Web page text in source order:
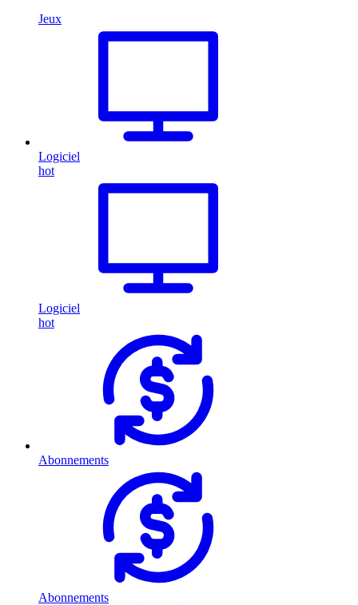
Jeux
Logiciel
hot
Logiciel
hot
Abonnements
Abonnements